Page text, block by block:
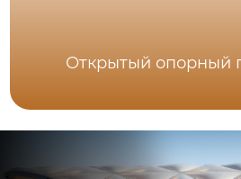
Открытый опорный